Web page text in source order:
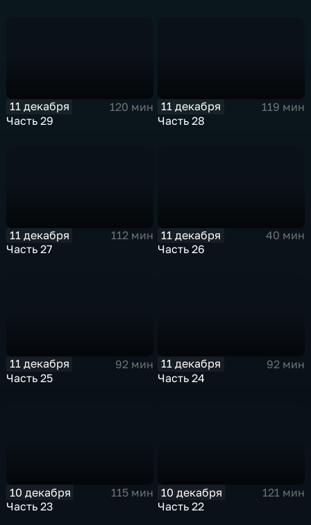
11 декабря
120 мин
Часть 29
11 декабря
119 мин
Часть 28
11 декабря
112 мин
Часть 27
11 декабря
40 мин
Часть 26
11 декабря
92 мин
Часть 25
11 декабря
92 мин
Часть 24
10 декабря
115 мин
Часть 23
10 декабря
121 мин
Часть 22